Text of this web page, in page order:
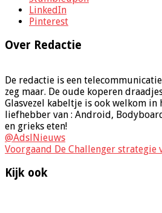
LinkedIn
Pinterest
Over Redactie
De redactie is een
zeg maar. De oude koperen
Glasvezel kabeltje is ook welkom in
liefhebber van : Android,
en grieks eten!
@AdslNieuws
Voorgaand De Challenger strategie
Kijk ook